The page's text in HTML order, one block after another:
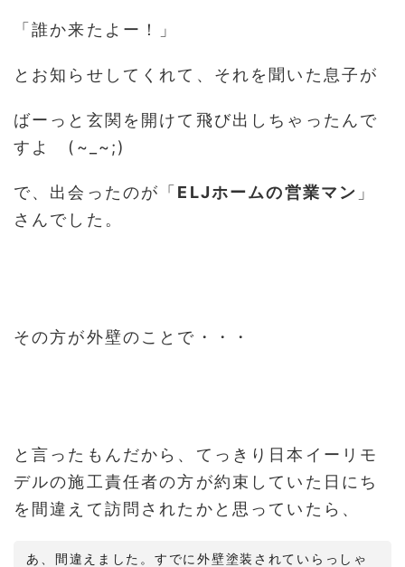
「誰か来たよー！」
とお知らせしてくれて、それを聞いた息子が
ばーっと玄関を開けて飛び出しちゃったんで
すよ (~_~;)
で、出会ったのが「 ELJホームの営業マン 」
さんでした。
その方が外壁のことで・・・
と言ったもんだから、てっきり日本イーリモ
デルの施工責任者の方が約束していた日にち
を間違えて訪問されたかと思っていたら、
あ、間違えました。すでに外壁塗装されていらっしゃ